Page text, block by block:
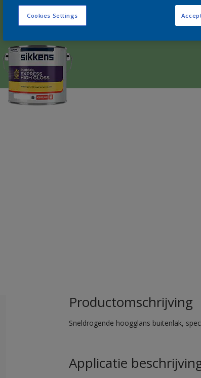
Productomschrijving
Sneldrogende hoogglans buitenlak,
Applicatie
Cookies Settings